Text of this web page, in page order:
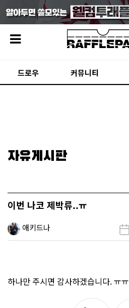
드로우 커뮤니티
자유게시판
이번 나코 제박류..ㅠ
애키드나
하나만 주시면 감사하겠습니다. ㅠㅠ